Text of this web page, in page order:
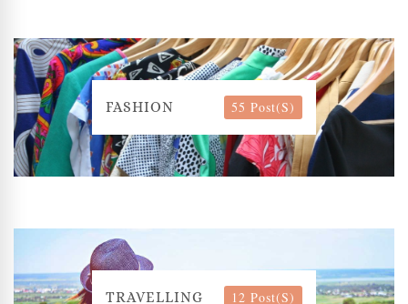
FASHION 55 Post(s)
TRAVELLING 12 Post(s)